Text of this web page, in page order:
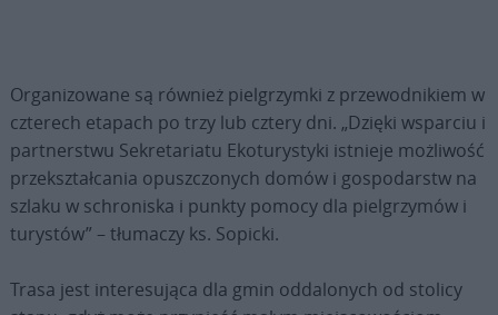
Organizowane są również pielgrzymki z przewodnikiem w
czterech etapach po trzy lub cztery dni. „Dzięki wsparciu i
partnerstwu Sekretariatu Ekoturystyki istnieje możliwość
przekształcania opuszczonych domów i gospodarstw na
szlaku w schroniska i punkty pomocy dla pielgrzymów i
turystów” – tłumaczy ks. Sopicki.
Trasa jest interesująca dla gmin oddalonych od stolicy